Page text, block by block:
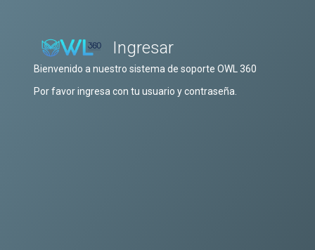
Ingresar
Bienvenido a nuestro sistema de soporte OWL 360
Por favor ingresa con tu usuario y contraseña.